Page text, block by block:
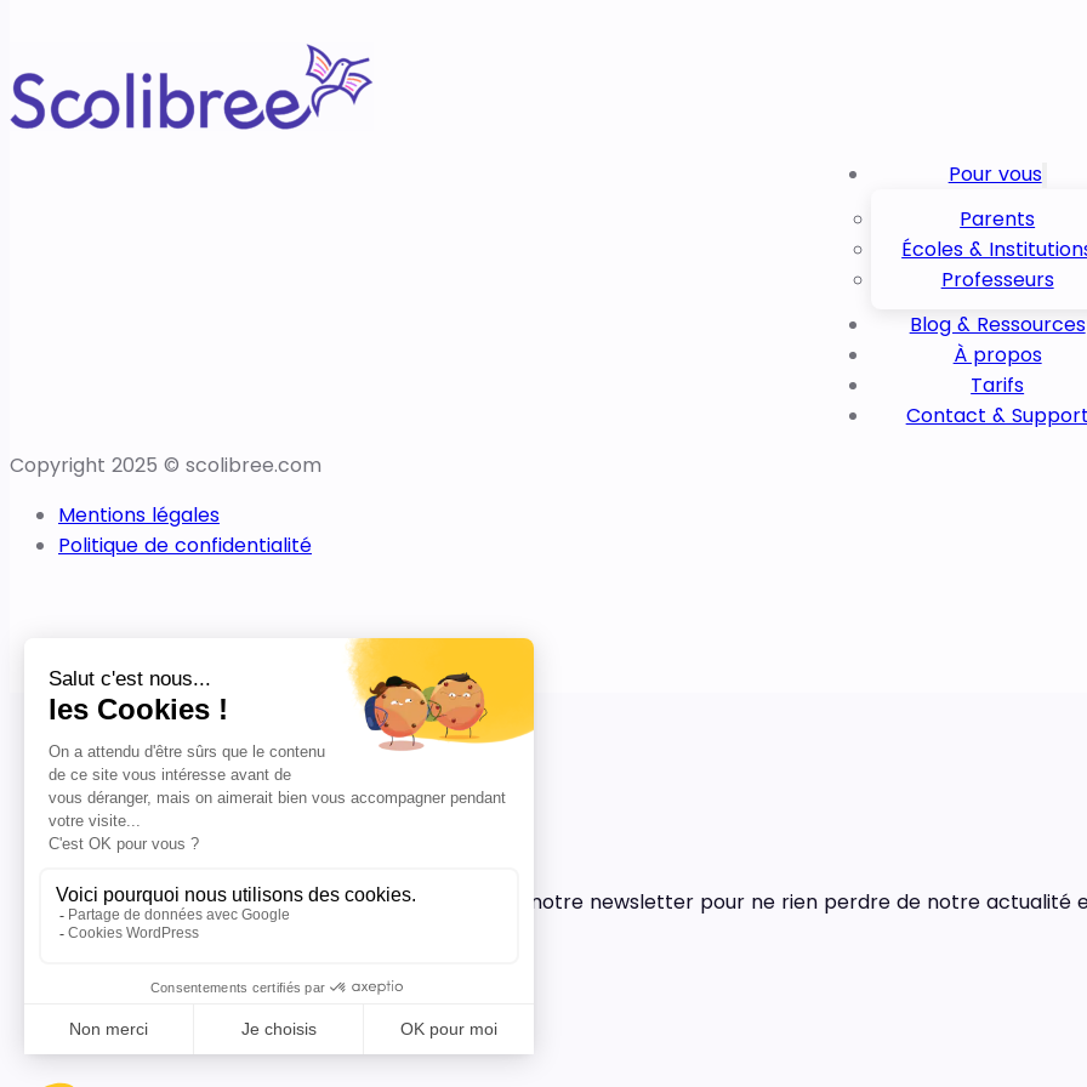
Pour vous
Parents
Écoles &
Professeurs
Blog & Ressources
À propos
Tarifs
Contact &
Copyright 2025 © scolibree.com
Mentions légales
Politique de confidentialité
Abonnez-vous à notre newsletter pour ne rien perdre de notre actualité